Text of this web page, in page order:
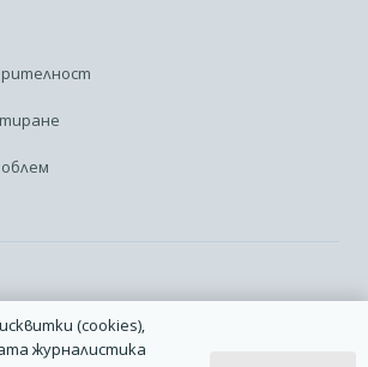
(cookies),
журналистика